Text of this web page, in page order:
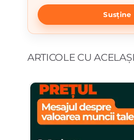
Susține
ARTICOLE CU